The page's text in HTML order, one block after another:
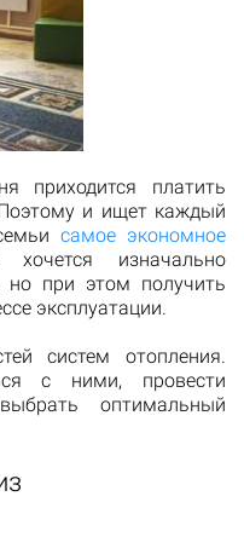
приходится платить
и ищет каждый
самое экономное
изначально
но при этом получить
эксплуатации.
систем отопления.
с ними, провести
оптимальный